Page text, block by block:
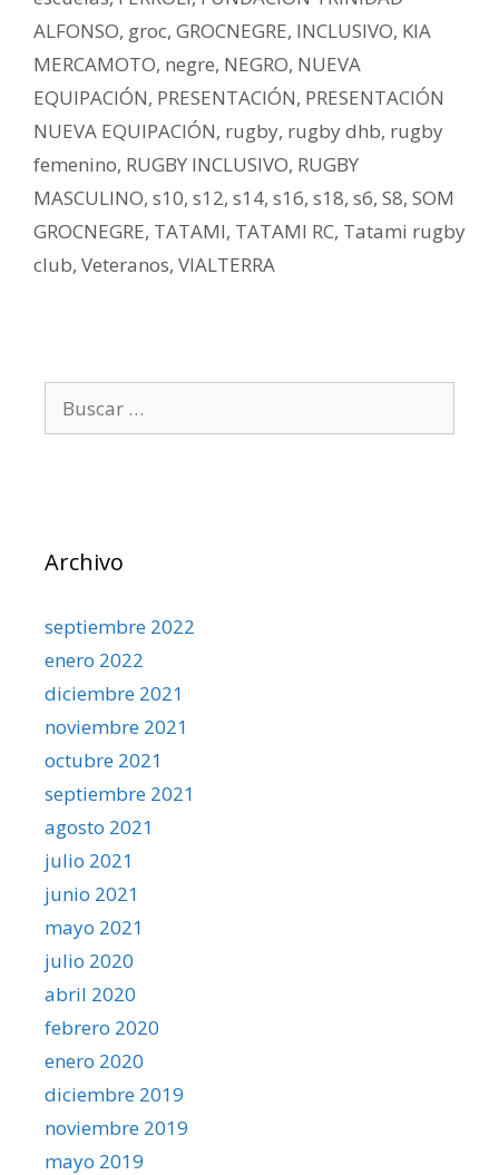
ALFONSO, groc, GROCNEGRE, INCLUSIVO, KIA
MERCAMOTO, negre, NEGRO, NUEVA
EQUIPACIÓN, PRESENTACIÓN, PRESENTACIÓN
NUEVA EQUIPACIÓN, rugby, rugby dhb, rugby
femenino, RUGBY INCLUSIVO, RUGBY
MASCULINO, s10, s12, s14, s16, s18, s6, S8, SOM
GROCNEGRE, TATAMI, TATAMI RC, Tatami rugby
club, Veteranos, VIALTERRA
Archivo
septiembre 2022
enero 2022
diciembre 2021
noviembre 2021
octubre 2021
septiembre 2021
agosto 2021
julio 2021
junio 2021
mayo 2021
julio 2020
abril 2020
febrero 2020
enero 2020
diciembre 2019
noviembre 2019
mayo 2019